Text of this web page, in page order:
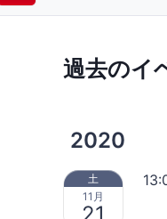
過去のイ
2020
土
11月